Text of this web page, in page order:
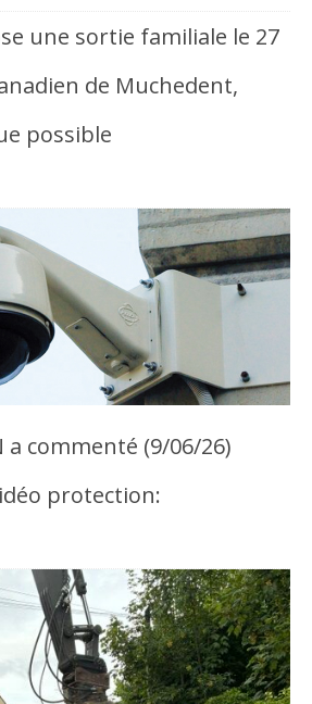
une sortie familiale le 27
de Muchedent,
possible
a commenté (9/06/26)
protection: